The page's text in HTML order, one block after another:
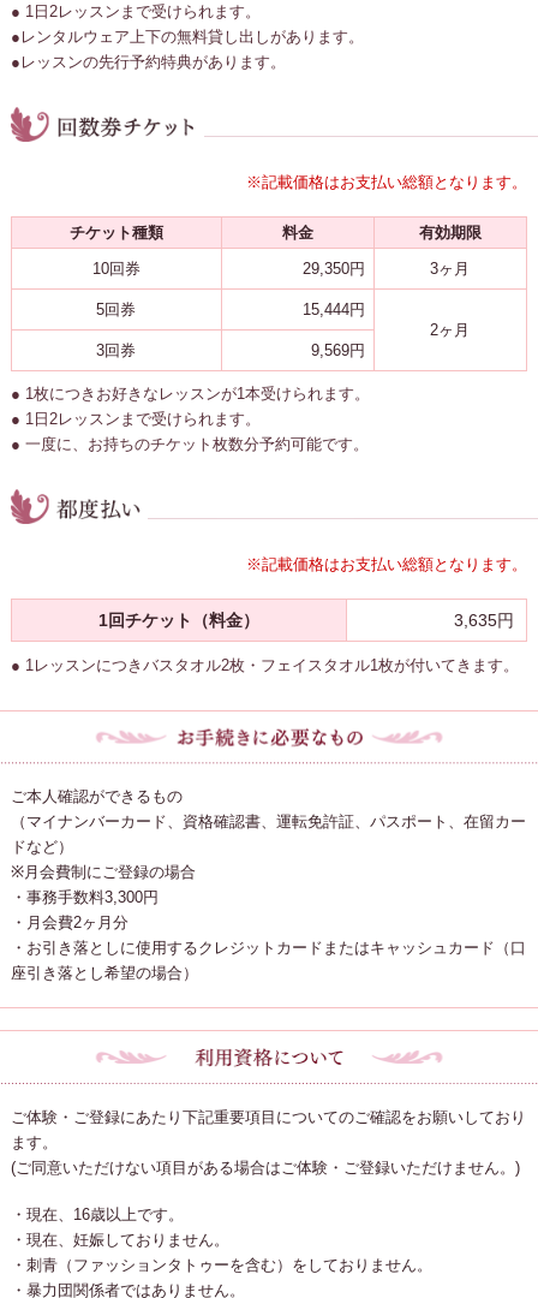
● 1日2レッスンまで受けられます。
●レンタルウェア上下の無料貸し出しがあります。
●レッスンの先行予約特典があります。
※記載価格はお支払い総額となります。
チケット種類 料金
有効期限
10回券
29,350円 3ヶ月
5回券
15,444円
2ヶ月
3回券
9,569円
● 1枚につきお好きなレッスンが1本受けられます。
● 1日2レッスンまで受けられます。
● 一度に、お持ちのチケット枚数分予約可能です。
※記載価格はお支払い総額となります。
1回チケット（料金） 3,635円
● 1レッスンにつきバスタオル2枚・フェイスタオル1枚が付いてきます。
ご本人確認ができるもの
（マイナンバーカード、資格確認書、運転免許証、パスポート、在留カー
ドなど）
※月会費制にご登録の場合
・事務手数料3,300円
・月会費2ヶ月分
・お引き落としに使用するクレジットカードまたはキャッシュカード（口
座引き落とし希望の場合）
ご体験・ご登録にあたり下記重要項目についてのご確認をお願いしており
ます。
(ご同意いただけない項目がある場合はご体験・ご登録いただけません。)
・現在、16歳以上です。
・現在、妊娠しておりません。
・刺青（ファッションタトゥーを含む）をしておりません。
・暴力団関係者ではありません。